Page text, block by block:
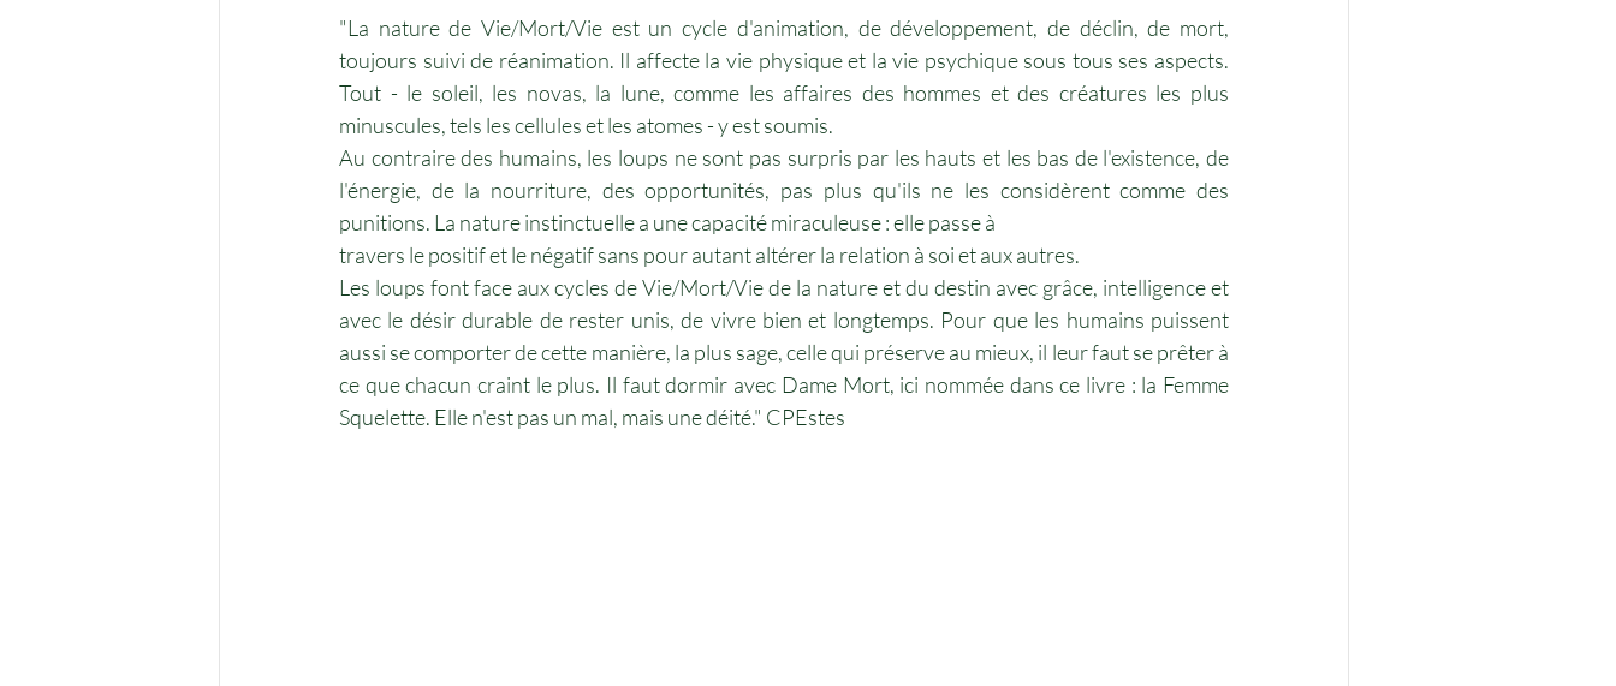
"La nature de Vie/Mort/Vie est un cycle d'animation, de développement, de déclin, de mort,
toujours suivi de réanimation. Il affecte la vie physique et la vie psychique sous tous ses aspects.
Tout - le soleil, les novas, la lune, comme les affaires des hommes et des créatures les plus
minuscules, tels les cellules et les atomes - y est soumis.
Au contraire des humains, les loups ne sont pas surpris par les hauts et les bas de l'existence, de
l'énergie, de la nourriture, des opportunités, pas plus qu'ils ne les considèrent comme des
punitions. La nature instinctuelle a une capacité miraculeuse : elle passe à
travers le positif et le négatif sans pour autant altérer la relation à soi et aux autres.
Les loups font face aux cycles de Vie/Mort/Vie de la nature et du destin avec grâce, intelligence et
avec le désir durable de rester unis, de vivre bien et longtemps. Pour que les humains puissent
aussi se comporter de cette manière, la plus sage, celle qui préserve au mieux, il leur faut se prêter à
ce que chacun craint le plus. Il faut dormir avec Dame Mort, ici nommée dans ce livre : la Femme
Squelette. Elle n'est pas un mal, mais une déité." CPEstes